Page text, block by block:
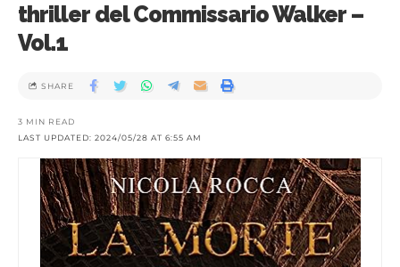
thriller del Commissario Walker –
Vol.1
LAST UPDATED: 2024/05/28 AT 6:55 AM
3 MIN READ
SHARE